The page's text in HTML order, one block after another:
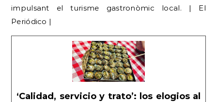
impulsant el turisme gastronòmic local. | El
Periódico |
‘Calidad, servicio y trato’: los elogios al